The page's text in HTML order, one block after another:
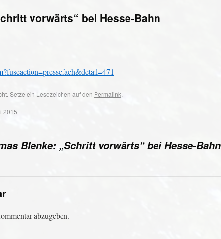
vorwärts“ bei Hesse-Bahn
Setze ein Lesezeichen auf den Permalink.
2015
Blenke: „Schritt vorwärts“ bei Hesse-Bahn
abzugeben.